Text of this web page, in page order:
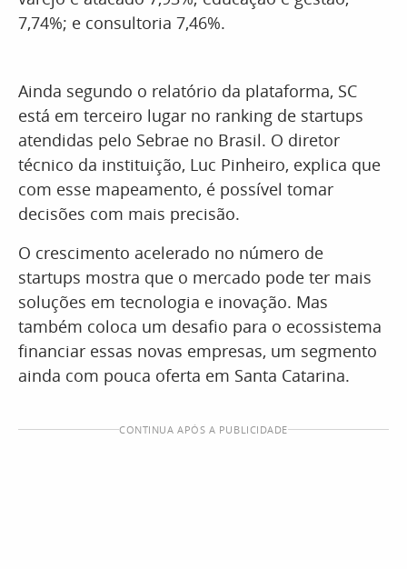
7,74%; e consultoria 7,46%.
Ainda segundo o relatório da plataforma, SC
está em terceiro lugar no ranking de startups
atendidas pelo Sebrae no Brasil. O diretor
técnico da instituição, Luc Pinheiro, explica que
com esse mapeamento, é possível tomar
decisões com mais precisão.
O crescimento acelerado no número de
startups mostra que o mercado pode ter mais
soluções em tecnologia e inovação. Mas
também coloca um desafio para o ecossistema
financiar essas novas empresas, um segmento
ainda com pouca oferta em Santa Catarina.
CONTINUA APÓS A PUBLICIDADE